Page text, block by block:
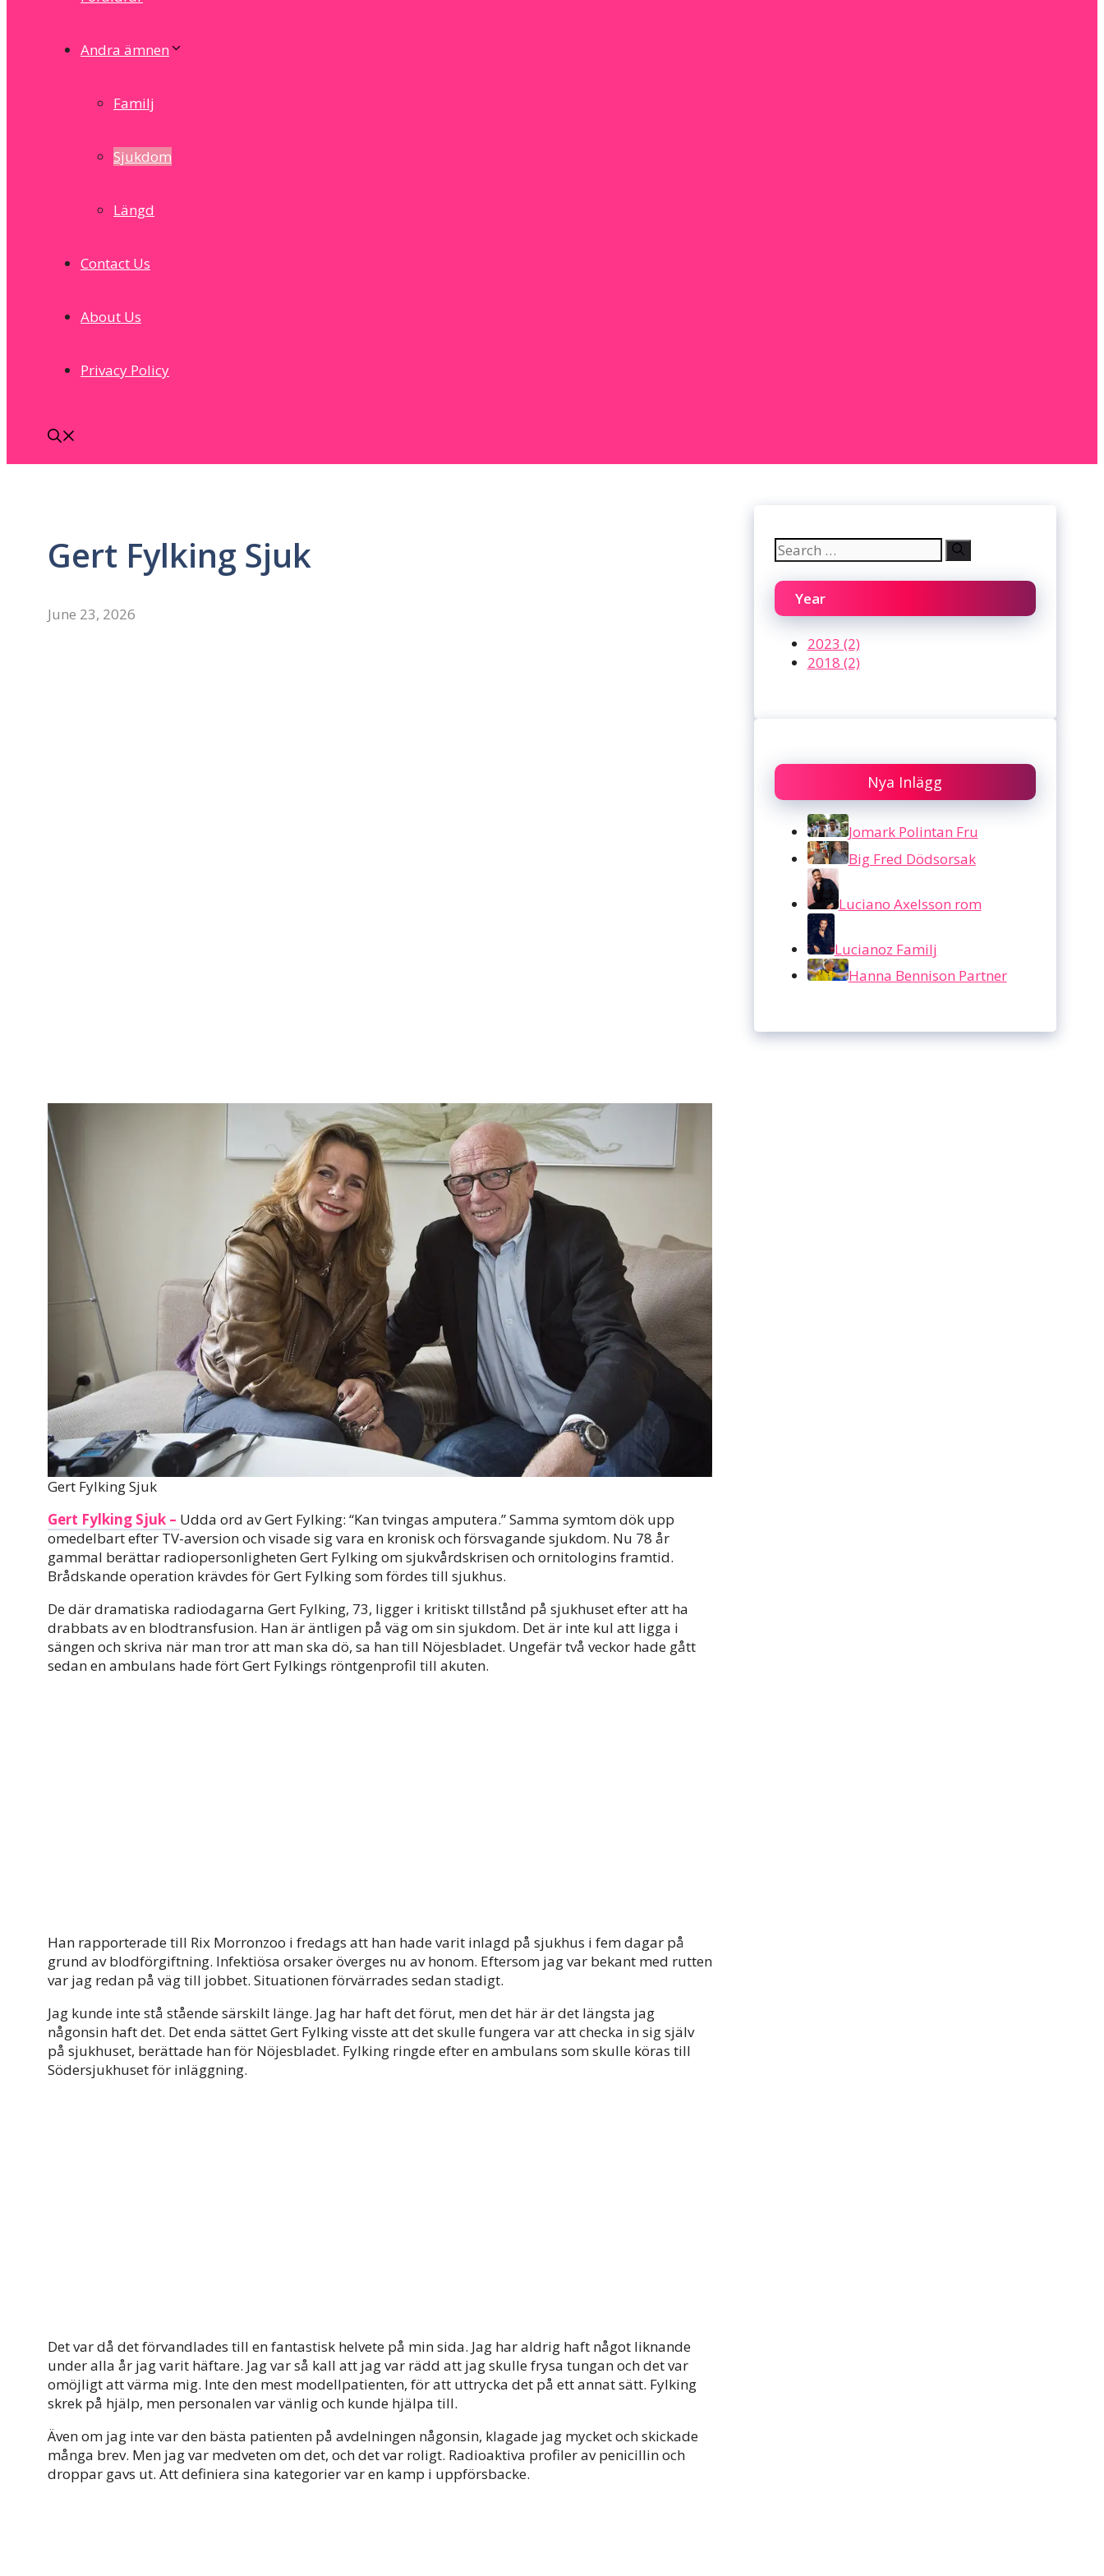
Andra ämnen
Familj
Sjukdom
Längd
Contact Us
About Us
Privacy Policy
Gert Fylking Sjuk
June 23, 2026
Gert Fylking Sjuk
Gert Fylking Sjuk – Udda ord av Gert Fylking: “Kan tvingas amputera.” Samma symtom dök upp
omedelbart efter TV-aversion och visade sig vara en kronisk och försvagande sjukdom. Nu 78 år
gammal berättar radiopersonligheten Gert Fylking om sjukvårdskrisen och ornitologins framtid.
Brådskande operation krävdes för Gert Fylking som fördes till sjukhus.
De där dramatiska radiodagarna Gert Fylking, 73, ligger i kritiskt tillstånd på sjukhuset efter att ha
drabbats av en blodtransfusion. Han är äntligen på väg om sin sjukdom. Det är inte kul att ligga i
sängen och skriva när man tror att man ska dö, sa han till Nöjesbladet. Ungefär två veckor hade gått
sedan en ambulans hade fört Gert Fylkings röntgenprofil till akuten.
Han rapporterade till Rix Morronzoo i fredags att han hade varit inlagd på sjukhus i fem dagar på
grund av blodförgiftning. Infektiösa orsaker överges nu av honom. Eftersom jag var bekant med rutten
var jag redan på väg till jobbet. Situationen förvärrades sedan stadigt.
Jag kunde inte stå stående särskilt länge. Jag har haft det förut, men det här är det längsta jag
någonsin haft det. Det enda sättet Gert Fylking visste att det skulle fungera var att checka in sig själv
på sjukhuset, berättade han för Nöjesbladet. Fylking ringde efter en ambulans som skulle köras till
Södersjukhuset för inläggning.
Det var då det förvandlades till en fantastisk helvete på min sida. Jag har aldrig haft något liknande
under alla år jag varit häftare. Jag var så kall att jag var rädd att jag skulle frysa tungan och det var
omöjligt att värma mig. Inte den mest modellpatienten, för att uttrycka det på ett annat sätt. Fylking
skrek på hjälp, men personalen var vänlig och kunde hjälpa till.
Även om jag inte var den bästa patienten på avdelningen någonsin, klagade jag mycket och skickade
många brev. Men jag var medveten om det, och det var roligt. Radioaktiva profiler av penicillin och
droppar gavs ut. Att definiera sina kategorier var en kamp i uppförsbacke.
Search
for:
Year
2023 (2)
2018 (2)
Nya Inlägg
Jomark Polintan Fru
Big Fred Dödsorsak
Luciano Axelsson rom
Lucianoz Familj
Hanna Bennison Partner